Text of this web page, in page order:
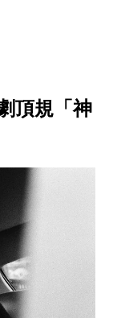
頂規「神